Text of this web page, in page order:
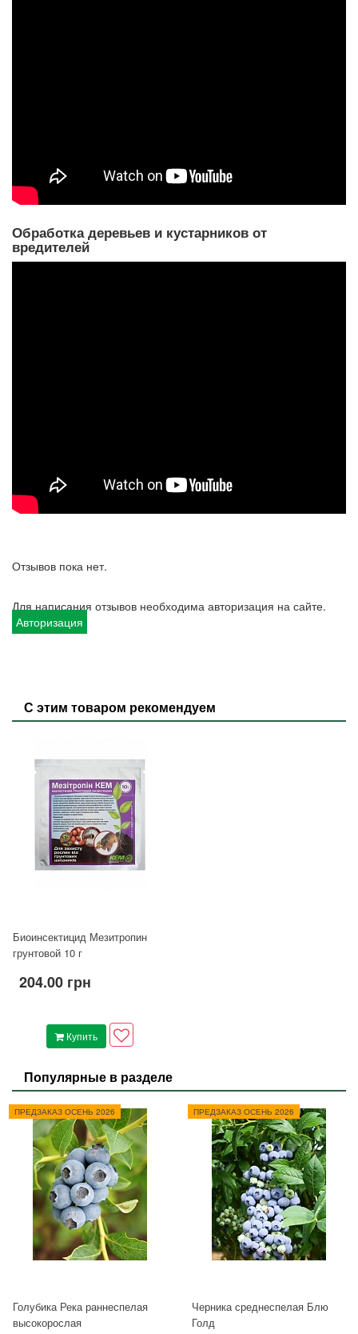
Обработка деревьев и кустарников от
вредителей
Отзывов пока нет.
Для написания отзывов необходима авторизация на сайте.
Авторизация
С этим товаром рекомендуем
Биоинсектицид Мезитропин
грунтовой 10 г
204.00 грн
Купить
Популярные в разделе
ПРЕДЗАКАЗ ОСЕНЬ 2026
Голубика Река раннеспелая
высокорослая
ПРЕДЗАКАЗ ОСЕНЬ 2026
Черника среднеспелая Блю
Голд